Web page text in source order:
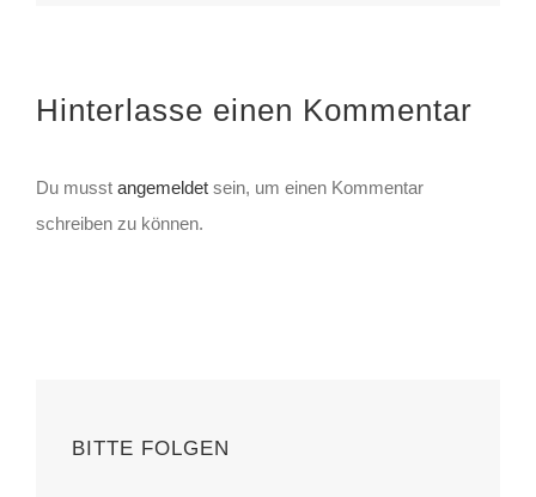
Hinterlasse einen Kommentar
Du musst angemeldet sein, um einen Kommentar
schreiben zu können.
BITTE FOLGEN